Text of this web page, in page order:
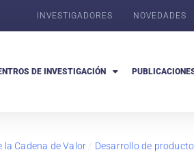
INVESTIGADORES NOVEDADES
DE INVESTIGACIÓN
la Cadena de Valor / Desarrollo de